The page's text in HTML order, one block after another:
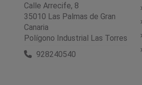
Calle Arrecife, 8
35010 Las Palmas de Gran
Canaria
Polígono Industrial Las Torres
928240540